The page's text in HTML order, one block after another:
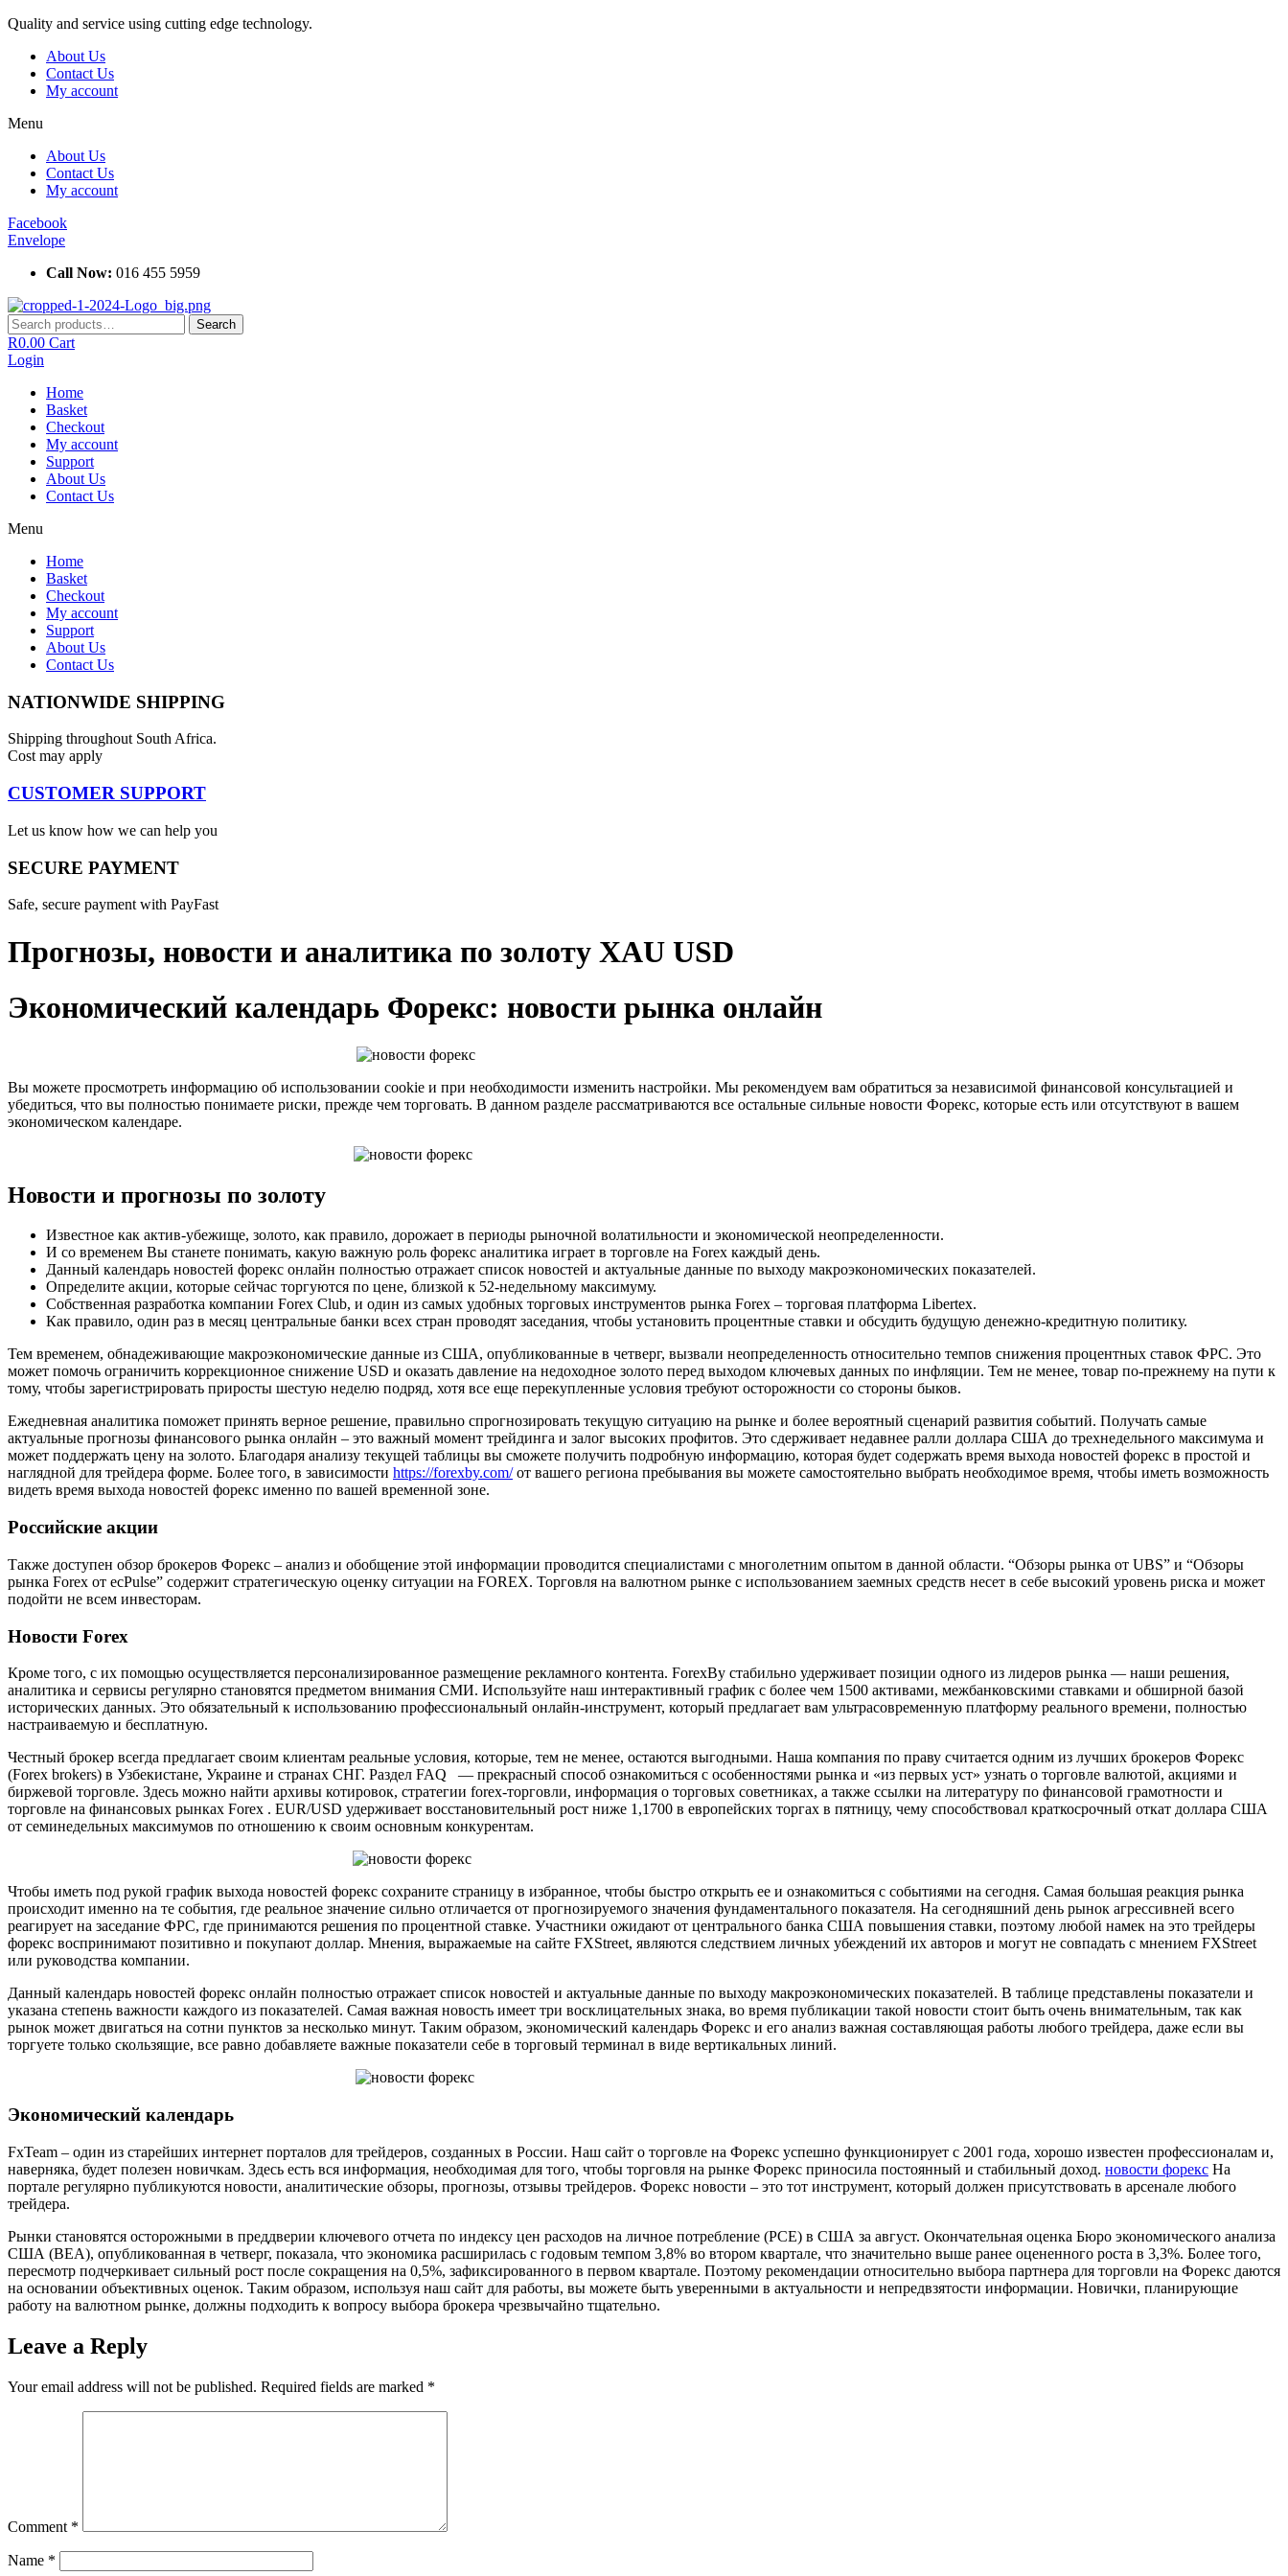
Skip
content
Quality and service using cutting edge technology.
About Us
Contact Us
My account
Menu
About Us
Contact Us
My account
Facebook
Envelope
Call Now: 016 455 5959
Search
for:
Search
R0.00 Cart
Login
Home
Basket
Checkout
My account
Support
About Us
Contact Us
Menu
Home
Basket
Checkout
My account
Support
About Us
Contact Us
NATIONWIDE SHIPPING
Shipping throughout South Africa.
Cost may apply
CUSTOMER SUPPORT
Let us know how we can help you
SECURE PAYMENT
Safe, secure payment with PayFast
Прогнозы, новости и аналитика по золоту XAU USD
Экономический календарь Форекс: новости рынка онлайн
Вы можете просмотреть информацию об использовании cookie и при необходимости изменить настройки. Мы рекомендуем вам обратиться за независимой финансовой консультацией и
убедиться, что вы полностью понимаете риски, прежде чем торговать. В данном разделе рассматриваются все остальные сильные новости Форекс, которые есть или отсутствуют в вашем
экономическом календаре.
Новости и прогнозы по золоту
Известное как актив-убежище, золото, как правило, дорожает в периоды рыночной волатильности и экономической неопределенности.
И со временем Вы станете понимать, какую важную роль форекс аналитика играет в торговле на Forex каждый день.
Данный календарь новостей форекс онлайн полностью отражает список новостей и актуальные данные по выходу макроэкономических показателей.
Определите акции, которые сейчас торгуются по цене, близкой к 52-недельному максимуму.
Собственная разработка компании Forex Club, и один из самых удобных торговых инструментов рынка Forex – торговая платформа Libertex.
Как правило, один раз в месяц центральные банки всех стран проводят заседания, чтобы установить процентные ставки и обсудить будущую денежно-кредитную политику.
Тем временем, обнадеживающие макроэкономические данные из США, опубликованные в четверг, вызвали неопределенность относительно темпов снижения процентных ставок ФРС. Это
может помочь ограничить коррекционное снижение USD и оказать давление на недоходное золото перед выходом ключевых данных по инфляции. Тем не менее, товар по-прежнему на пути к
тому, чтобы зарегистрировать приросты шестую неделю подряд, хотя все еще перекупленные условия требуют осторожности со стороны быков.
Ежедневная аналитика поможет принять верное решение, правильно спрогнозировать текущую ситуацию на рынке и более вероятный сценарий развития событий. Получать самые
актуальные прогнозы финансового рынка онлайн – это важный момент трейдинга и залог высоких профитов. Это сдерживает недавнее ралли доллара США до трехнедельного максимума и
может поддержать цену на золото. Благодаря анализу текущей таблицы вы сможете получить подробную информацию, которая будет содержать время выхода новостей форекс в простой и
наглядной для трейдера форме. Более того, в зависимости https://forexby.com/от вашего региона пребывания вы можете самостоятельно выбрать необходимое время, чтобы иметь возможность
видеть время выхода новостей форекс именно по вашей временной зоне.
Российские акции
Также доступен обзор брокеров Форекс – анализ и обобщение этой информации проводится специалистами с многолетним опытом в данной области. “Обзоры рынка от UBS” и “Обзоры
рынка Forex от ecPulse” содержит стратегическую оценку ситуации на FOREX. Торговля на валютном рынке с использованием заемных средств несет в себе высокий уровень риска и может
подойти не всем инвесторам.
Новости Forex
Кроме того, с их помощью осуществляется персонализированное размещение рекламного контента. ForexBy стабильно удерживает позиции одного из лидеров рынка — наши решения,
аналитика и сервисы регулярно становятся предметом внимания СМИ. Используйте наш интерактивный график с более чем 1500 активами, межбанковскими ставками и обширной базой
исторических данных. Это обязательный к использованию профессиональный онлайн-инструмент, который предлагает вам ультрасовременную платформу реального времени, полностью
настраиваемую и бесплатную.
Честный брокер всегда предлагает своим клиентам реальные условия, которые, тем не менее, остаются выгодными. Наша компания по праву считается одним из лучших брокеров Форекс
(Forex brokers) в Узбекистане, Украине и странах СНГ. Раздел FAQ — прекрасный способ ознакомиться с особенностями рынка и «из первых уст» узнать о торговле валютой, акциями и
биржевой торговле. Здесь можно найти архивы котировок, стратегии forex-торговли, информация о торговых советниках, а также ссылки на литературу по финансовой грамотности и
торговле на финансовых рынках Forex . EUR/USD удерживает восстановительный рост ниже 1,1700 в европейских торгах в пятницу, чему способствовал краткосрочный откат доллара США
от семинедельных максимумов по отношению к своим основным конкурентам.
Чтобы иметь под рукой график выхода новостей форекс сохраните страницу в избранное, чтобы быстро открыть ее и ознакомиться с событиями на сегодня. Самая большая реакция рынка
происходит именно на те события, где реальное значение сильно отличается от прогнозируемого значения фундаментального показателя. На сегодняшний день рынок агрессивней всего
реагирует на заседание ФРС, где принимаются решения по процентной ставке. Участники ожидают от центрального банка США повышения ставки, поэтому любой намек на это трейдеры
форекс воспринимают позитивно и покупают доллар. Мнения, выражаемые на сайте FXStreet, являются следствием личных убеждений их авторов и могут не совпадать с мнением FXStreet
или руководства компании.
Данный календарь новостей форекс онлайн полностью отражает список новостей и актуальные данные по выходу макроэкономических показателей. В таблице представлены показатели и
указана степень важности каждого из показателей. Самая важная новость имеет три восклицательных знака, во время публикации такой новости стоит быть очень внимательным, так как
рынок может двигаться на сотни пунктов за несколько минут. Таким образом, экономический календарь Форекс и его анализ важная составляющая работы любого трейдера, даже если вы
торгуете только скользящие, все равно добавляете важные показатели себе в торговый терминал в виде вертикальных линий.
Экономический календарь
FxTeam – один из старейших интернет порталов для трейдеров, созданных в России. Наш сайт о торговле на Форекс успешно функционирует с 2001 года, хорошо известен профессионалам и,
наверняка, будет полезен новичкам. Здесь есть вся информация, необходимая для того, чтобы торговля на рынке Форекс приносила постоянный и стабильный доход. новости форекс На
портале регулярно публикуются новости, аналитические обзоры, прогнозы, отзывы трейдеров. Форекс новости – это тот инструмент, который должен присутствовать в арсенале любого
трейдера.
Рынки становятся осторожными в преддверии ключевого отчета по индексу цен расходов на личное потребление (PCE) в США за август. Окончательная оценка Бюро экономического анализа
США (BEA), опубликованная в четверг, показала, что экономика расширилась с годовым темпом 3,8% во втором квартале, что значительно выше ранее оцененного роста в 3,3%. Более того,
пересмотр подчеркивает сильный рост после сокращения на 0,5%, зафиксированного в первом квартале. Поэтому рекомендации относительно выбора партнера для торговли на Форекс даются
на основании объективных оценок. Таким образом, используя наш сайт для работы, вы можете быть уверенными в актуальности и непредвзятости информации. Новички, планирующие
работу на валютном рынке, должны подходить к вопросу выбора брокера чрезвычайно тщательно.
Leave a Reply
Your email address will not be published. Required fields are marked *
Comment *
Name *